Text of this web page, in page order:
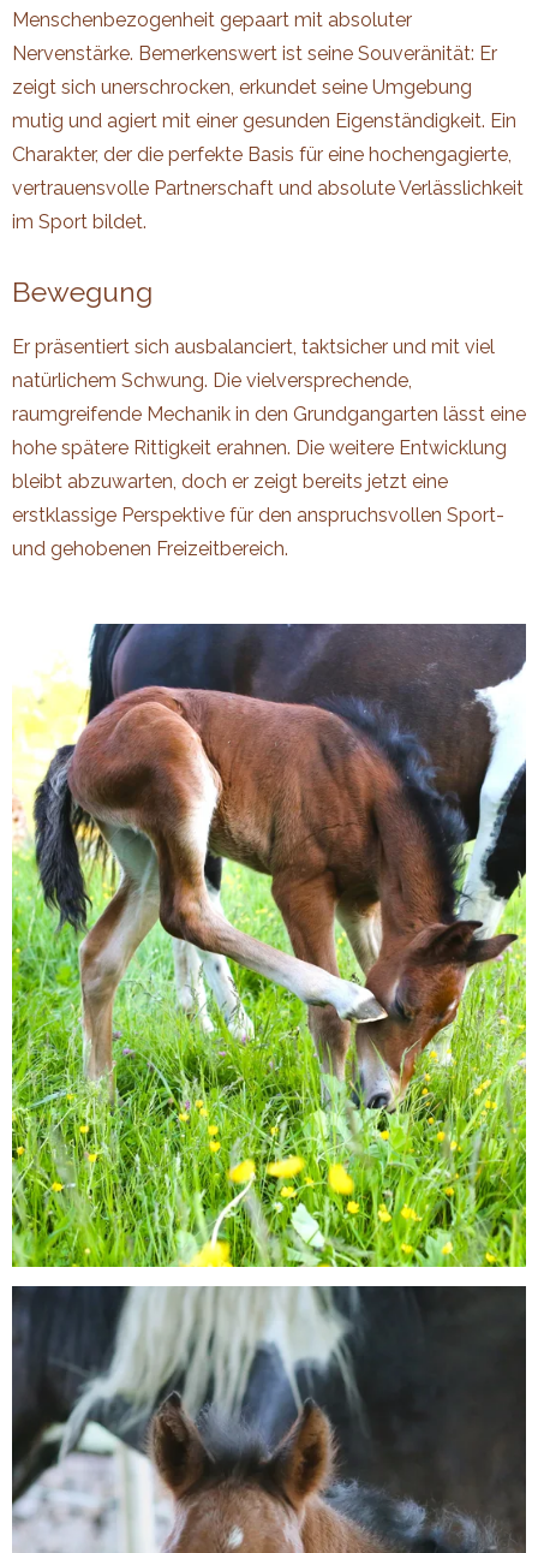
Menschenbezogenheit gepaart mit absoluter
Nervenstärke. Bemerkenswert ist seine Souveränität: Er
zeigt sich unerschrocken, erkundet seine Umgebung
mutig und agiert mit einer gesunden Eigenständigkeit. Ein
Charakter, der die perfekte Basis für eine hochengagierte,
vertrauensvolle Partnerschaft und absolute Verlässlichkeit
im Sport bildet.
Bewegung
Er präsentiert sich ausbalanciert, taktsicher und mit viel
natürlichem Schwung. Die vielversprechende,
raumgreifende Mechanik in den Grundgangarten lässt eine
hohe spätere Rittigkeit erahnen. Die weitere Entwicklung
bleibt abzuwarten, doch er zeigt bereits jetzt eine
erstklassige Perspektive für den anspruchsvollen Sport-
und gehobenen Freizeitbereich.